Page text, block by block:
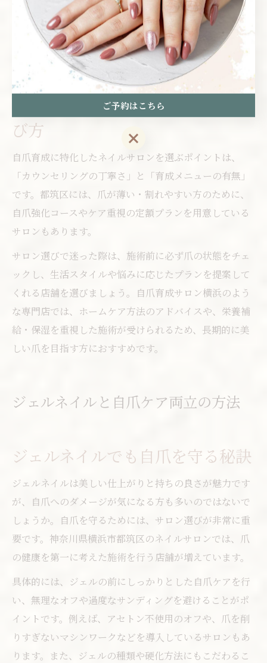
ラブルのリスクを最小限に抑えられます。健康美を維持
するためには、施術者の技術力や知識の豊富さも重要な
判断基準となるため、資格や実績を確認し、信頼できる
サロンを選びましょう。
自爪育成に強いネイルサロンの選
び方
自爪育成に特化したネイルサロンを選ぶポイントは、
「カウンセリングの丁寧さ」と「育成メニューの有無」
です。都筑区には、爪が薄い・割れやすい方のために、
自爪強化コースやケア重視の定額プランを用意している
サロンもあります。
サロン選びで迷った際は、施術前に必ず爪の状態をチェ
ックし、生活スタイルや悩みに応じたプランを提案して
くれる店舗を選びましょう。自爪育成サロン横浜のよう
な専門店では、ホームケア方法のアドバイスや、栄養補
給・保湿を重視した施術が受けられるため、長期的に美
しい爪を目指す方におすすめです。
ジェルネイルと自爪ケア両立の方法
ジェルネイルでも自爪を守る秘訣
ジェルネイルは美しい仕上がりと持ちの良さが魅力です
が、自爪へのダメージが気になる方も多いのではないで
しょうか。自爪を守るためには、サロン選びが非常に重
要です。神奈川県横浜市都筑区のネイルサロンでは、爪
の健康を第一に考えた施術を行う店舗が増えています。
具体的には、ジェルの前にしっかりとした自爪ケアを行
い、無理なオフや過度なサンディングを避けることがポ
イントです。例えば、アセトン不使用のオフや、爪を削
りすぎないマシンワークなどを導入しているサロンもあ
ります。また、ジェルの種類や硬化方法にもこだわるこ
ご予約はこちら
ご予約はこちら